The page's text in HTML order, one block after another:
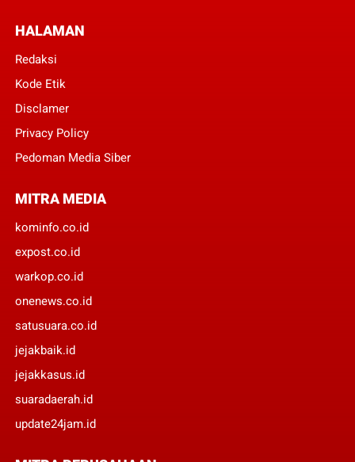
HALAMAN
Redaksi
Kode Etik
Disclamer
Privacy Policy
Pedoman Media Siber
MITRA MEDIA
kominfo.co.id
expost.co.id
warkop.co.id
onenews.co.id
satusuara.co.id
jejakbaik.id
jejakkasus.id
suaradaerah.id
update24jam.id